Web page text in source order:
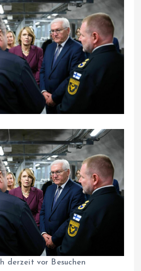
derzeit vor Besuchen